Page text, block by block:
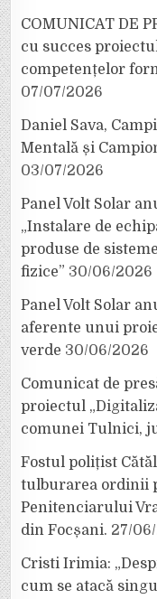
COMUNICAT DE
cu succes
competențelor
07/07/2026
Daniel Sava,
Mentală și
03/07/2026
Panel Volt Solar
„Instalare de
produse de
fizice” 30/06/2026
Panel Volt Solar
aferente unui
verde 30/06/2026
Comunicat de
proiectul
comunei Tulnici,
Fostul polițist
tulburarea ordinii
Penitenciarului
din Focșani. 27/
Cristi Irimia:
cum se atacă